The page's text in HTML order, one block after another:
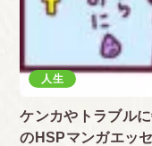
人生
ケンカやトラブル
のHSPマンガエッ